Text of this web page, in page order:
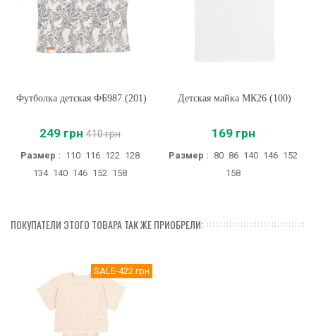
Футболка детская ФБ987 (201)
249 грн 410 грн
Размер : 110 116 122 128
134 140 146 152 158
Детская майка МК26 (100)
169 грн
Размер : 80 86 140 146 152
158
ПОКУПАТЕЛИ ЭТОГО ТОВАРА ТАК ЖЕ ПРИОБРЕЛИ:
SALE-422 грн